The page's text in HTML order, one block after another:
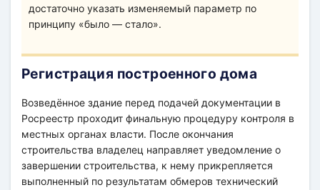
достаточно указать изменяемый параметр по
принципу «было — стало».
Регистрация построенного дома
Возведённое здание перед подачей документации в
Росреестр проходит финальную процедуру контроля в
местных органах власти. После окончания
строительства владелец направляет уведомление о
завершении строительства, к нему прикрепляется
выполненный по результатам обмеров технический